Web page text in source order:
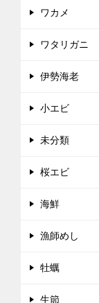
ワカメ
ワタリガニ
伊勢海老
小エビ
未分類
桜エビ
海鮮
漁師めし
牡蠣
生節